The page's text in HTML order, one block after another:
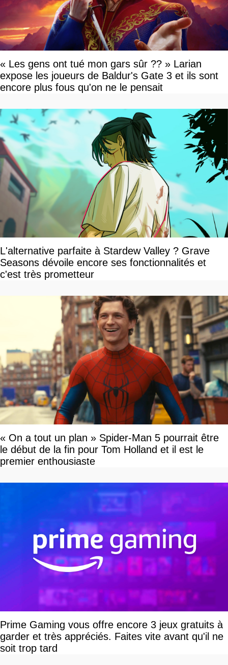
« Les gens ont tué mon gars sûr ?? » Larian
expose les joueurs de Baldur's Gate 3 et ils sont
encore plus fous qu'on ne le pensait
L'alternative parfaite à Stardew Valley ? Grave
Seasons dévoile encore ses fonctionnalités et
c'est très prometteur
« On a tout un plan » Spider-Man 5 pourrait être
le début de la fin pour Tom Holland et il est le
premier enthousiaste
Prime Gaming vous offre encore 3 jeux gratuits à
garder et très appréciés. Faites vite avant qu'il ne
soit trop tard